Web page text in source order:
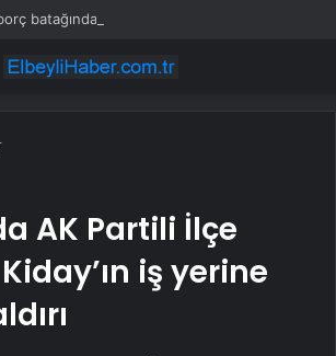
batağındaki rakibini satın alıyor
AK Partili İlçe
iş yerine